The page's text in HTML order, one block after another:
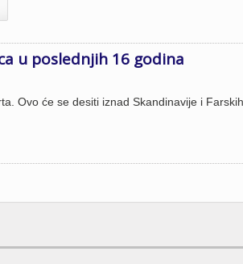
u poslednjih 16 godina
Ovo će se desiti iznad Skandinavije i